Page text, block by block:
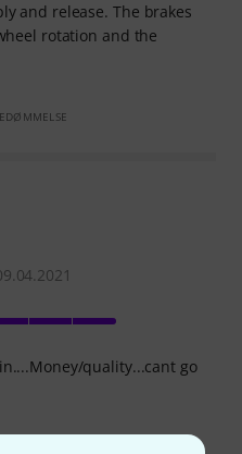
and release. The brakes
rotation and the
quality...cant go